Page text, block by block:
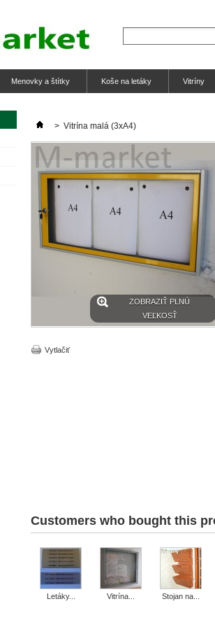
Menovky a štítky Koše na letáky Vitríny
> Vitrína malá (3xA4)
ZOBRAZIŤ PLNÚ
VEĽKOSŤ
Vytlačiť
Customers who bought this
Letáky... Vitrína... Stojan na...